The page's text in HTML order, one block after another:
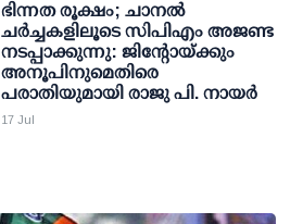
ഭിന്നത രൂക്ഷം; ചാനല്‍
ചര്‍ച്ചകളിലൂടെ സിപിഎം അജണ്ട
നടപ്പാക്കുന്നു: ജിന്റോയ്ക്കും
അനൂപിനുമെതിരെ
പരാതിയുമായി രാജു പി. നായര്‍
17 Jul